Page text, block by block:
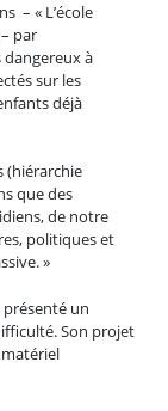
– « L’école
par
dangereux à
sur les
déjà
(hiérarchie
que des
de notre
politiques et
»
présenté un
Son projet